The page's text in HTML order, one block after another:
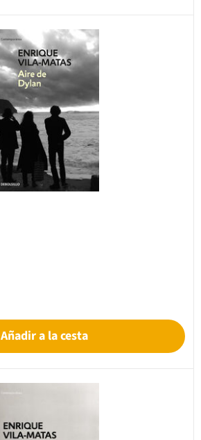
Añadir a la cesta